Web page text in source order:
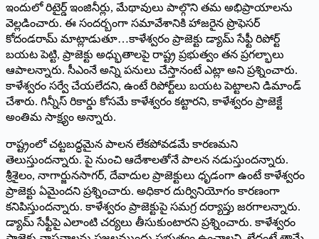
ఇందులో రిటైర్డ్ ఇం‌జినీర్లు, మేథావులు పాల్గొని తమ అభిప్రాయాలను
వెల్లడించారు. ఈ సందర్బంగా సమావేశానికి హాజరైన ప్రొఫెసర్‌
‌కోదండరామ్‌ ‌మాట్లాడుతూ…కాళేశ్వరం ప్రాజెక్టు డ్యామ్‌ ‌సేఫ్టీ రిపోర్ట్
‌బయట పెట్టి, ప్రాజెక్టు అధ్భుతాలపై రాష్ట్ర ప్రభుత్వం తన ప్రగల్భాలు
ఆపాలన్నారు. సీఎంనే అన్ని పనులు చేస్తానంటే ఎట్లా అని ప్రశ్నించారు.
కాళేశ్వరం సర్వే చేయలేదని, ఉంటే రిపోర్ట్‌లు బయట పెట్టాలని డిమాండ్‌
‌చేశారు. గిన్నీస్‌ ‌రికార్డు కోసమే కాళేశ్వరం కట్టారని, కాళేశ్వరం ప్రాజెక్టే
అంతిమ సాక్ష్యం అన్నారు.
రాష్ట్రంలో చట్టబద్ధమైన పాలన లేకపోవడమే కారణమని
తెలుస్తుందన్నారు. పై నుంచి ఆదేశాలతోనే పాలన నడుస్తుందన్నారు.
శ్రీశైలం, నాగార్జునసాగర్‌, ‌దేవాదుల ప్రాజెక్టులు ధృడంగా ఉంటే కాళేశ్వరం
ప్రాజెక్టు ఏమైందని ప్రశ్నించారు. అధికార దుర్వినియోగం కారణంగా
కనిపిస్తుందన్నారు. కాళేశ్వరం ప్రాజెక్టుపై సమగ్ర దర్యాప్తు జరగాలన్నారు.
డ్యామ్‌ ‌సేఫ్టీపై ఎలాంటి చర్యలు తీసుకుంటారని ప్రశ్నించారు. కాళేశ్వరం